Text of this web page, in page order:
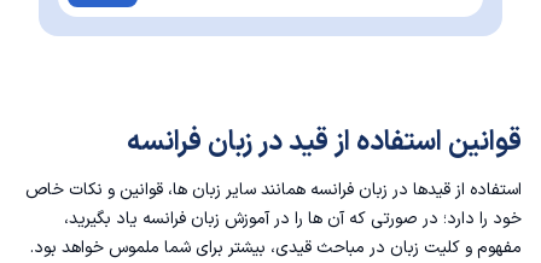
قوانین استفاده از قید در زبان فرانسه
استفاده از قیدها در زبان فرانسه همانند سایر زبان ها، قوانین و نکات خاص
خود را دارد؛ در صورتی که آن ها را درآموزش زبان فرانسه یاد بگیرید،
مفهوم و کلیت زبان در مباحث قیدی، بیشتر برای شما ملموس خواهد بود.